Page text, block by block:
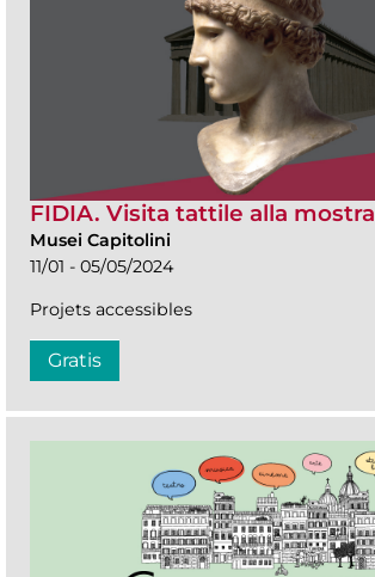
FIDIA. Visita tattile alla mostra
Musei Capitolini
11/01 - 05/05/2024
Projets accessibles
Gratis